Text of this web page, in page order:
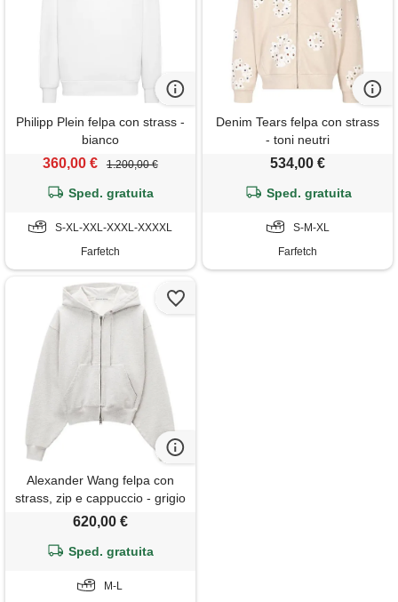
Philipp Plein felpa con strass -
bianco
360,00 € 1.200,00 €
Sped. gratuita
S-XL-XXL-XXXL-XXXXL
Farfetch
Denim Tears felpa con strass
- toni neutri
534,00 €
Sped. gratuita
S-M-XL
Farfetch
Alexander Wang felpa con
strass, zip e cappuccio - grigio
620,00 €
Sped. gratuita
M-L